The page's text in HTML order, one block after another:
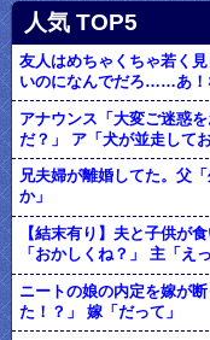
人気 TOP5
友人はめちゃくちゃ若く
いのになんでだろ……あ！
アナウンス「大変ご迷惑
だ？」 ア「犬が並走して
兄夫婦が離婚してた。父
か」
【結末有り】夫と子供が
「おかしくね？」 主「えっ
ニートの娘の内定を嫁が
た！？」 嫁「だって」